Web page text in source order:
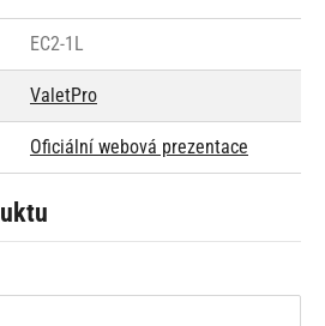
EC2-1L
ValetPro
Oficiální webová prezentace